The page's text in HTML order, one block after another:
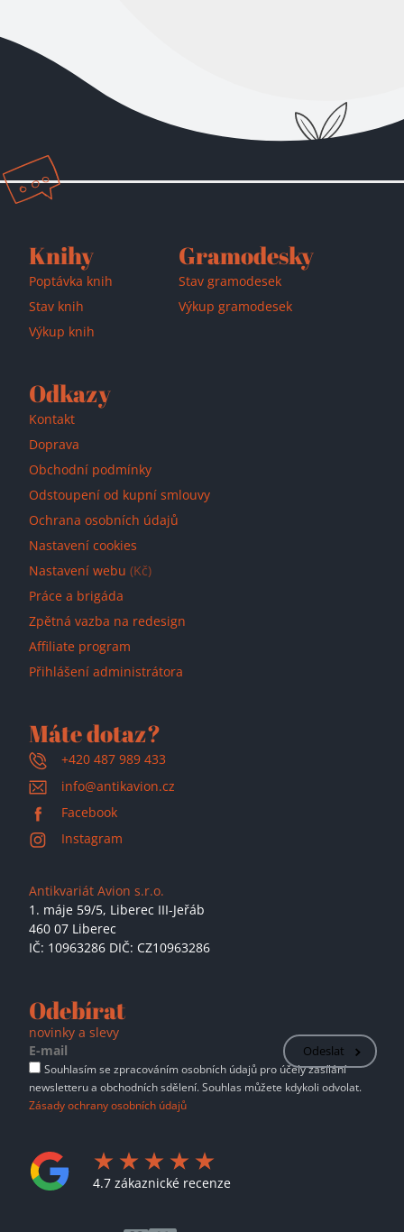
Knihy
Poptávka knih
Stav knih
Výkup knih
Gramodesky
Stav gramodesek
Výkup gramodesek
Odkazy
Kontakt
Doprava
Obchodní podmínky
Odstoupení od kupní smlouvy
Ochrana osobních údajů
Nastavení cookies
Nastavení webu (Kč)
Práce a brigáda
Zpětná vazba na redesign
Affiliate program
Přihlášení administrátora
Máte dotaz?
+420 487 989 433
info@antikavion.cz
Facebook
Instagram
Antikvariát Avion s.r.o.
1. máje 59/5, Liberec III-Jeřáb
460 07 Liberec
IČ: 10963286 DIČ: CZ10963286
Odebírat
novinky a slevy
Odeslat
Souhlasím se zpracováním osobních údajů pro účely zasílání
newsletteru a obchodních sdělení. Souhlas můžete kdykoli odvolat.
Zásady ochrany osobních údajů
4.7 zákaznické recenze